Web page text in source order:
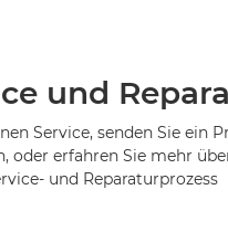
und
Service, senden Sie ein
oder erfahren Sie mehr
und Reparaturprozess